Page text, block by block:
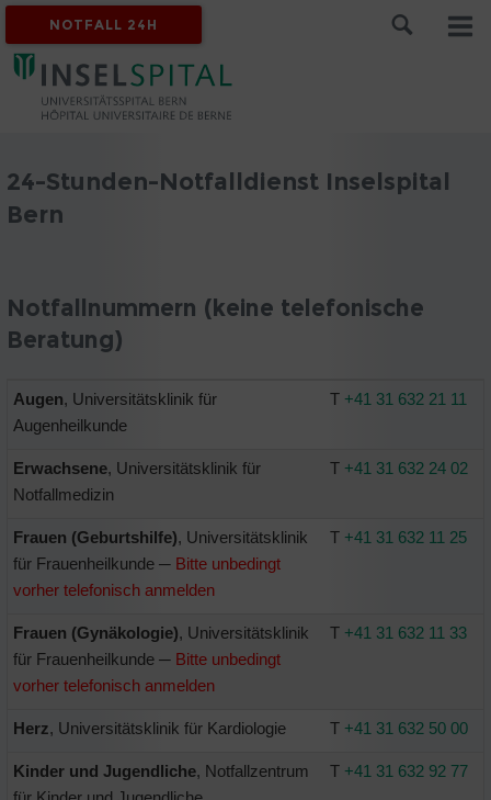
NOTFALL 24H
24-Stunden-Notfalldienst Inselspital
Bern
Notfallnummern (keine telefonische
Beratung)
Augen, Universitätsklinik für
Augenheilkunde
T +41 31 632 21 11
Erwachsene, Universitätsklinik für
Notfallmedizin
T +41 31 632 24 02
Frauen (Geburtshilfe), Universitätsklinik
für Frauenheilkunde ─ Bitte unbedingt
vorher telefonisch anmelden
T +41 31 632 11 25
Frauen (Gynäkologie), Universitätsklinik
für Frauenheilkunde ─ Bitte unbedingt
vorher telefonisch anmelden
T +41 31 632 11 33
Herz, Universitätsklinik für Kardiologie T +41 31 632 50 00
Kinder und Jugendliche, Notfallzentrum
T +41 31 632 92 77